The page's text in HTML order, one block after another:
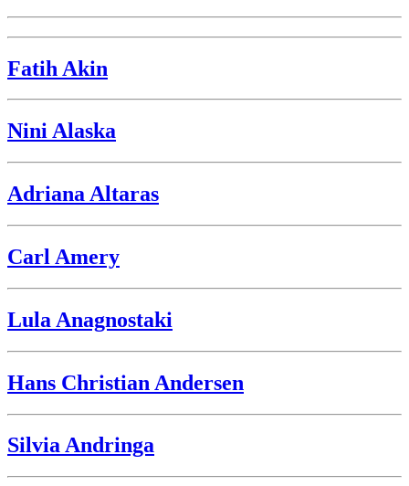
Fatih Akin
Nini Alaska
Adriana Altaras
Carl Amery
Lula Anagnostaki
Hans Christian Andersen
Silvia Andringa